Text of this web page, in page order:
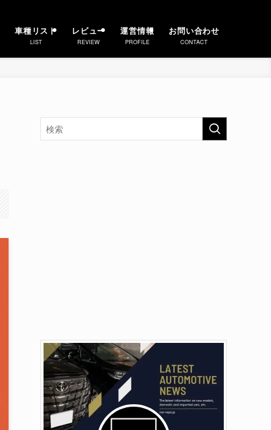
車種リスト
LIST
レビュー
REVIEW
運営情報
PROFILE
お問い合わせ
CONTACT